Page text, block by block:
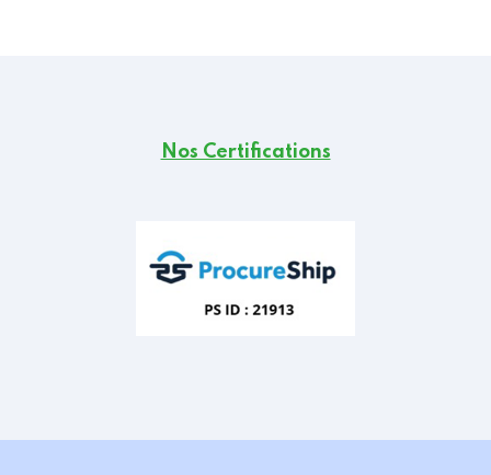
Nos Certifications